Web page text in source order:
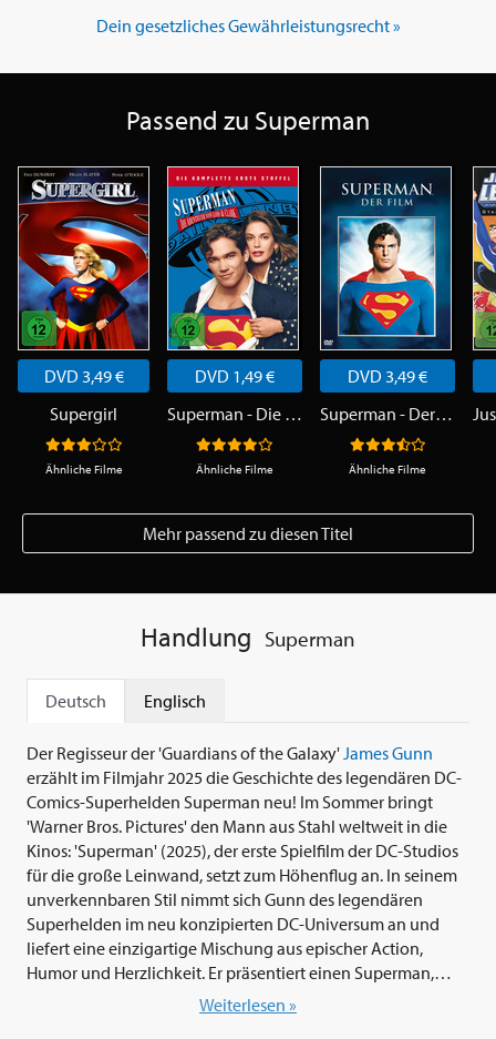
Dein gesetzliches Gewährleistungsrecht »
Passend zu Superman
DVD 3,49 €
Supergirl
Ähnliche Filme
DVD 1,49 €
Superman - Die Abenteuer von Lois & Clark - Staffel 1
Ähnliche Filme
DVD 3,49 €
Superman - Der Film
Ähnliche Filme
Mehr passend zu diesen Titel
Handlung Superman
Deutsch Englisch
Der Regisseur der 'Guardians of the Galaxy'James Gunn
erzählt im Filmjahr 2025 die Geschichte des legendären DC-
Comics-Superhelden Superman neu! Im Sommer bringt
'Warner Bros. Pictures' den Mann aus Stahl weltweit in die
Kinos: 'Superman' (2025), der erste Spielfilm der DC-Studios
für die große Leinwand, setzt zum Höhenflug an. In seinem
unverkennbaren Stil nimmt sich Gunn des legendären
Superhelden im neu konzipierten DC-Universum an und
liefert eine einzigartige Mischung aus epischer Action,
Humor und Herzlichkeit. Er präsentiert einen Superman,
dessen Antrieb Mitgefühl und der Glaube an das Gute im
Weiterlesen »